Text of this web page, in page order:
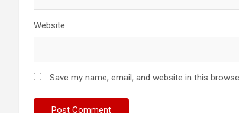
Website
Save my name, email, and website in this